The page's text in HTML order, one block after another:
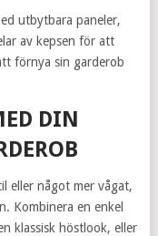
utbytbara paneler,
av kepsen för att
förnya sin garderob
DIN
eller något mer vågat,
Kombinera en enkel
klassisk höstlook, eller